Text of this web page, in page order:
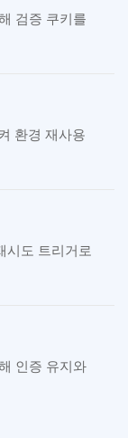
검증 쿠키를
환경 재사용
시도 트리거로
인증 유지와